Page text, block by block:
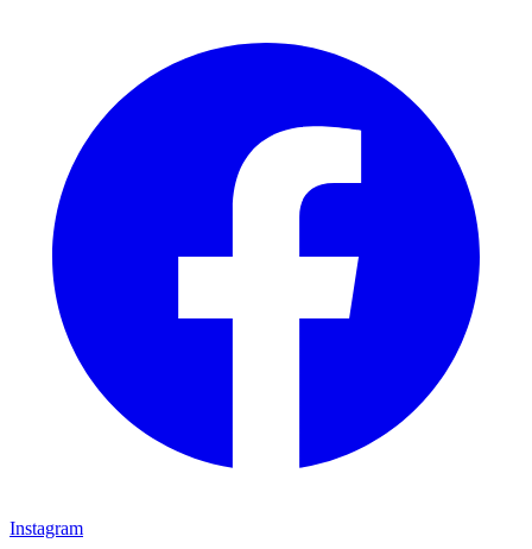
Instagram